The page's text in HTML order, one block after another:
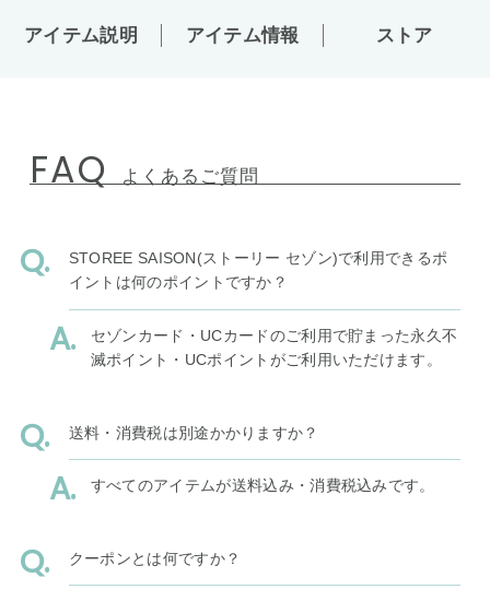
アイテム説明 アイテム情報 ストア
FAQ よくあるご質問
STOREE SAISON(ストーリー セゾン)で利用できるポ
イントは何のポイントですか？
セゾンカード・UCカードのご利用で貯まった永久不
滅ポイント・UCポイントがご利用いただけます。
送料・消費税は別途かかりますか？
すべてのアイテムが送料込み・消費税込みです。
クーポンとは何ですか？